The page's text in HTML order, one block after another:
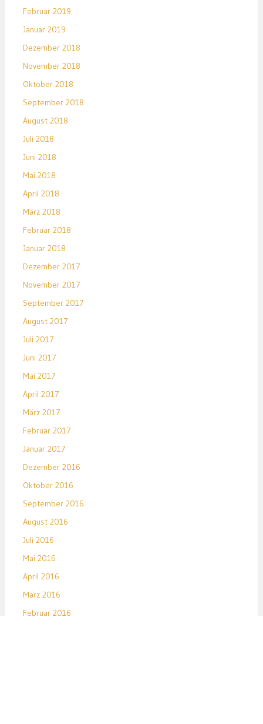
Februar 2019
Januar 2019
Dezember 2018
November 2018
Oktober 2018
September 2018
August 2018
Juli 2018
Juni 2018
Mai 2018
April 2018
März 2018
Februar 2018
Januar 2018
Dezember 2017
November 2017
September 2017
August 2017
Juli 2017
Juni 2017
Mai 2017
April 2017
März 2017
Februar 2017
Januar 2017
Dezember 2016
Oktober 2016
September 2016
August 2016
Juli 2016
Mai 2016
April 2016
März 2016
Februar 2016